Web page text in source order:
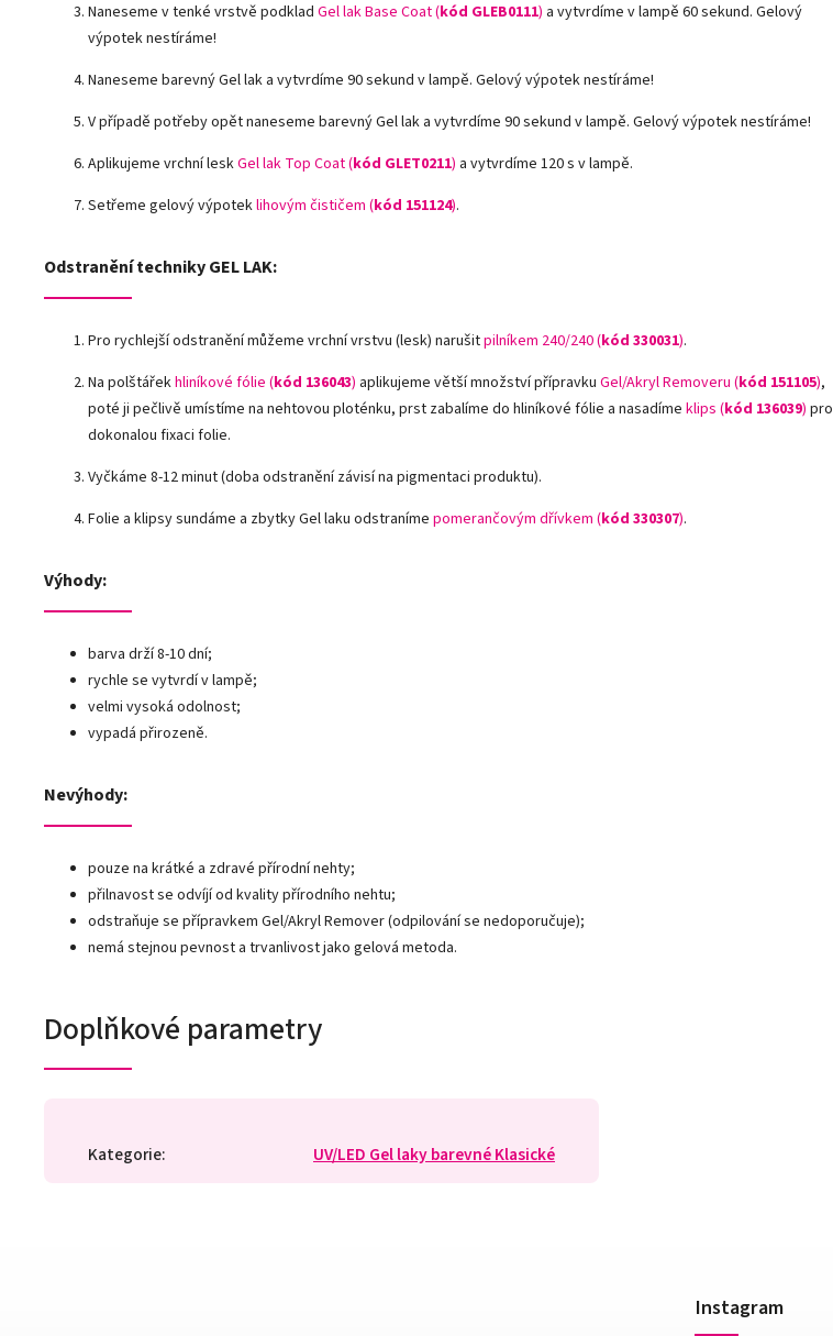
Naneseme v tenké vrstvě podklad Gel lak Base Coat (kód GLEB0111) a vytvrdíme v lampě 60 sekund. Gelový
výpotek nestíráme!
Naneseme barevný Gel lak a vytvrdíme 90 sekund v lampě. Gelový výpotek nestíráme!
V případě potřeby opět naneseme barevný Gel lak a vytvrdíme 90 sekund v lampě. Gelový výpotek nestíráme!
Aplikujeme vrchní leskGel lak Top Coat (kód GLET0211) a vytvrdíme 120 s v lampě.
Setřeme gelový výpoteklihovým čističem (kód 151124).
Odstranění techniky GEL LAK:
Pro rychlejší odstranění můžeme vrchní vrstvu (lesk) narušitpilníkem 240/240 (kód 330031).
Na polštářekhliníkové fólie (kód 136043) aplikujeme větší množství přípravku Gel/Akryl Removeru (kód 151105),
poté ji pečlivě umístíme na nehtovou ploténku, prst zabalíme do hliníkové fólie a nasadíme klips (kód 136039) pro
dokonalou fixaci folie.
Vyčkáme 8-12 minut (doba odstranění závisí na pigmentaci produktu).
Folie a klipsy sundáme a zbytky Gel laku odstraníme pomerančovým dřívkem (kód 330307).
Výhody:
barva drží 8-10 dní;
rychle se vytvrdí v lampě;
velmi vysoká odolnost;
vypadá přirozeně.
Nevýhody:
pouze na krátké a zdravé přírodní nehty;
přilnavost se odvíjí od kvality přírodního nehtu;
odstraňuje se přípravkem Gel/Akryl Remover (odpilování se nedoporučuje);
nemá stejnou pevnost a trvanlivost jako gelová metoda.
Doplňkové parametry
Kategorie: UV/LED Gel laky barevné Klasické
Instagram